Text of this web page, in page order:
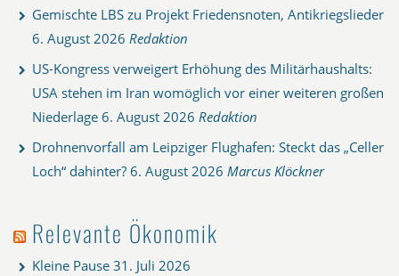
Gemischte LBS zu Projekt Friedensnoten, Antikriegslieder
6. August 2026 Redaktion
US-Kongress verweigert Erhöhung des Militärhaushalts:
USA stehen im Iran womöglich vor einer weiteren großen
Niederlage 6. August 2026 Redaktion
Drohnenvorfall am Leipziger Flughafen: Steckt das „Celler
Loch“ dahinter? 6. August 2026 Marcus Klöckner
Relevante Ökonomik
Kleine Pause 31. Juli 2026